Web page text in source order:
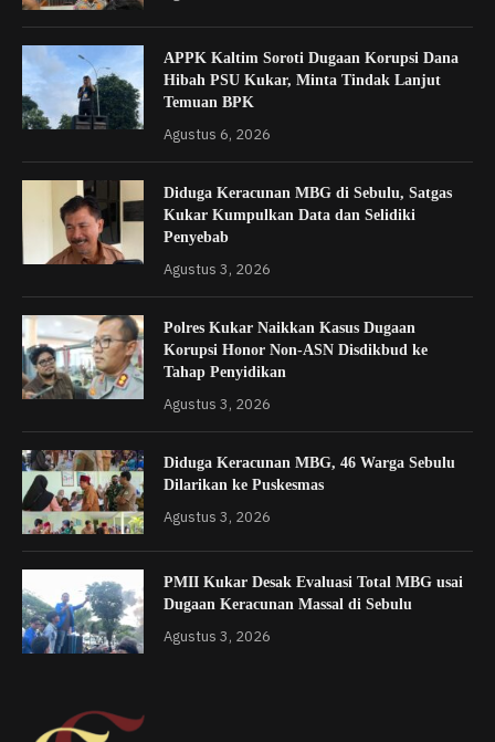
APPK Kaltim Soroti Dugaan Korupsi Dana
Hibah PSU Kukar, Minta Tindak Lanjut
Temuan BPK
Agustus 6, 2026
Diduga Keracunan MBG di Sebulu, Satgas
Kukar Kumpulkan Data dan Selidiki
Penyebab
Agustus 3, 2026
Polres Kukar Naikkan Kasus Dugaan
Korupsi Honor Non-ASN Disdikbud ke
Tahap Penyidikan
Agustus 3, 2026
Diduga Keracunan MBG, 46 Warga Sebulu
Dilarikan ke Puskesmas
Agustus 3, 2026
PMII Kukar Desak Evaluasi Total MBG usai
Dugaan Keracunan Massal di Sebulu
Agustus 3, 2026